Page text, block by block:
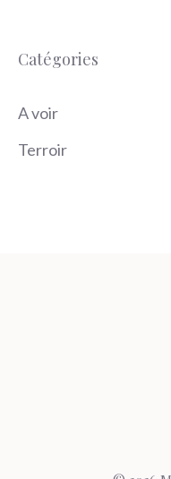
Catégories
A voir
Terroir